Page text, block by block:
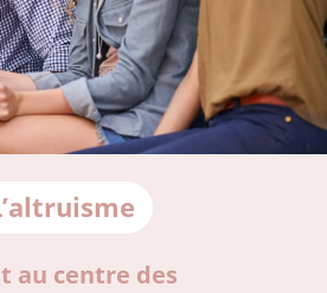
au centre des